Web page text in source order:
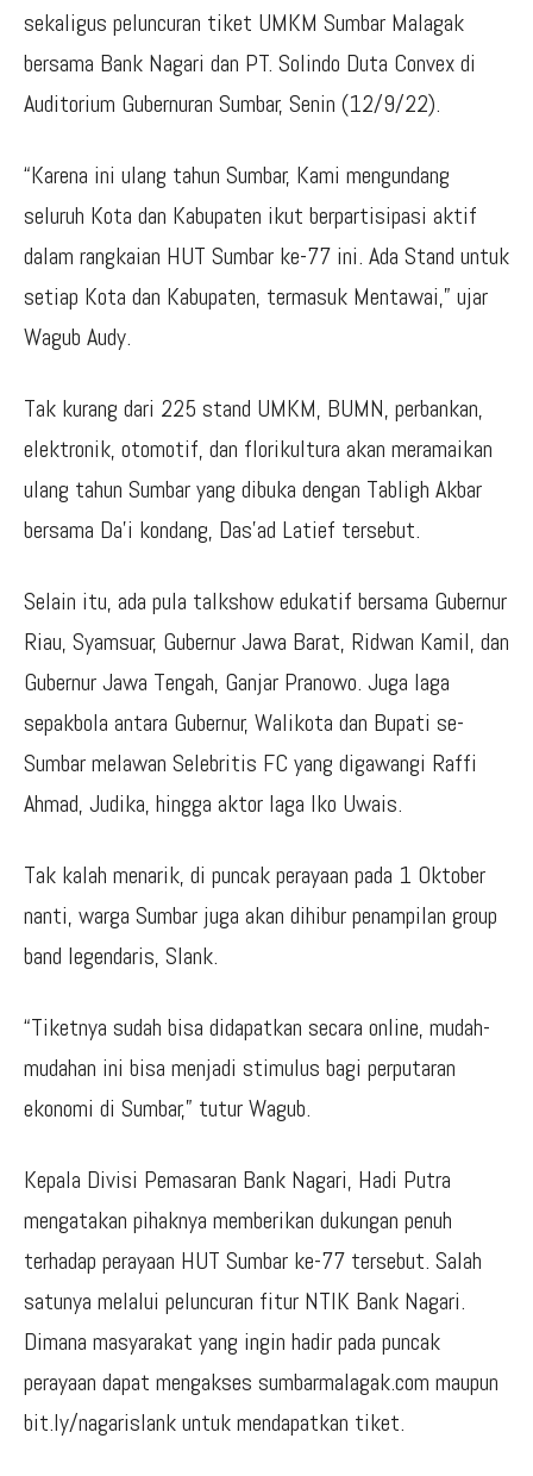
sekaligus peluncuran tiket UMKM Sumbar Malagak
bersama Bank Nagari dan PT. Solindo Duta Convex di
Auditorium Gubernuran Sumbar, Senin (12/9/22).
“Karena ini ulang tahun Sumbar, Kami mengundang
seluruh Kota dan Kabupaten ikut berpartisipasi aktif
dalam rangkaian HUT Sumbar ke-77 ini. Ada Stand untuk
setiap Kota dan Kabupaten, termasuk Mentawai,” ujar
Wagub Audy.
Tak kurang dari 225 stand UMKM, BUMN, perbankan,
elektronik, otomotif, dan florikultura akan meramaikan
ulang tahun Sumbar yang dibuka dengan Tabligh Akbar
bersama Da’i kondang, Das’ad Latief tersebut.
Selain itu, ada pula talkshow edukatif bersama Gubernur
Riau, Syamsuar, Gubernur Jawa Barat, Ridwan Kamil, dan
Gubernur Jawa Tengah, Ganjar Pranowo. Juga laga
sepakbola antara Gubernur, Walikota dan Bupati se-
Sumbar melawan Selebritis FC yang digawangi Raffi
Ahmad, Judika, hingga aktor laga Iko Uwais.
Tak kalah menarik, di puncak perayaan pada 1 Oktober
nanti, warga Sumbar juga akan dihibur penampilan group
band legendaris, Slank.
“Tiketnya sudah bisa didapatkan secara online, mudah-
mudahan ini bisa menjadi stimulus bagi perputaran
ekonomi di Sumbar,” tutur Wagub.
Kepala Divisi Pemasaran Bank Nagari, Hadi Putra
mengatakan pihaknya memberikan dukungan penuh
terhadap perayaan HUT Sumbar ke-77 tersebut. Salah
satunya melalui peluncuran fitur NTIK Bank Nagari.
Dimana masyarakat yang ingin hadir pada puncak
perayaan dapat mengakses sumbarmalagak.com maupun
bit.ly/nagarislank untuk mendapatkan tiket.